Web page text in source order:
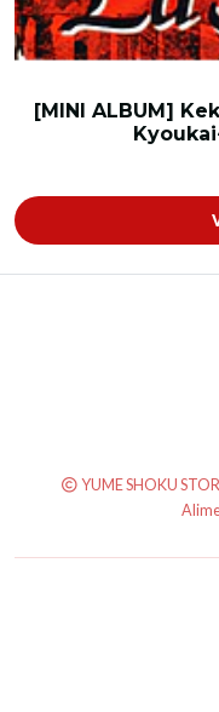
[MINI ALBUM]
YUME SHOKU